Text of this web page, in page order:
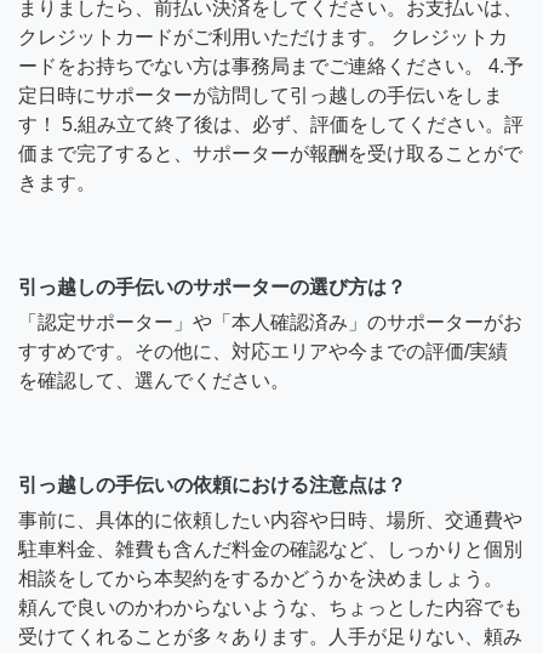
まりましたら、前払い決済をしてください。お支払いは、
クレジットカードがご利用いただけます。 クレジットカ
ードをお持ちでない方は事務局までご連絡ください。 4.予
定日時にサポーターが訪問して引っ越しの手伝いをしま
す！ 5.組み立て終了後は、必ず、評価をしてください。評
価まで完了すると、サポーターが報酬を受け取ることがで
きます。
引っ越しの手伝いのサポーターの選び方は？
「認定サポーター」や「本人確認済み」のサポーターがお
すすめです。その他に、対応エリアや今までの評価/実績
を確認して、選んでください。
引っ越しの手伝いの依頼における注意点は？
事前に、具体的に依頼したい内容や日時、場所、交通費や
駐車料金、雑費も含んだ料金の確認など、しっかりと個別
相談をしてから本契約をするかどうかを決めましょう。
頼んで良いのかわからないような、ちょっとした内容でも
受けてくれることが多々あります。人手が足りない、頼み